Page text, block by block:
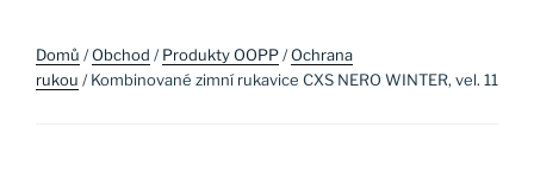
Domů /Obchod /Produkty OOPP/Ochrana
rukou / Kombinované zimní rukavice CXS NERO WINTER, vel. 11